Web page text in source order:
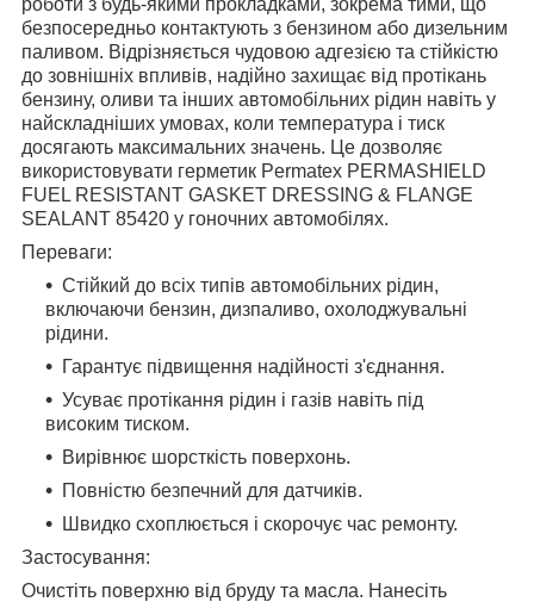
безпосередньо контактують з бензином або дизельним
паливом. Відрізняється чудовою адгезією та стійкістю
до зовнішніх впливів, надійно захищає від протікань
бензину, оливи та інших автомобільних рідин навіть у
найскладніших умовах, коли температура і тиск
досягають максимальних значень. Це дозволяє
використовувати герметик Permatex PERMASHIELD
FUEL RESISTANT GASKET DRESSING & FLANGE
SEALANT 85420 у гоночних автомобілях.
Переваги:
Стійкий до всіх типів автомобільних рідин,
включаючи бензин, дизпаливо, охолоджувальні
рідини.
Гарантує підвищення надійності з'єднання.
Усуває протікання рідин і газів навіть під
високим тиском.
Вирівнює шорсткість поверхонь.
Повністю безпечний для датчиків.
Швидко схоплюється і скорочує час ремонту.
Застосування:
Очистіть поверхню від бруду та масла. Нанесіть